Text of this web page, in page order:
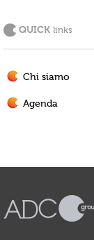
QUICK links
Chi siamo
Agenda